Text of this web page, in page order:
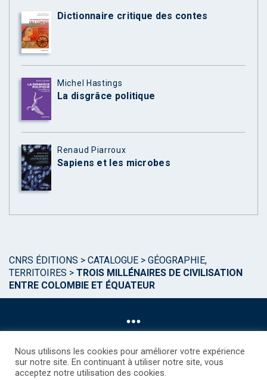
Dictionnaire critique des contes
Michel Hastings
La disgrâce politique
Renaud Piarroux
Sapiens et les microbes
CNRS ÉDITIONS > CATALOGUE > GÉOGRAPHIE,
TERRITOIRES > TROIS MILLÉNAIRES DE CIVILISATION
ENTRE COLOMBIE ET ÉQUATEUR
©CNRS EDITIONS 2025
Nous utilisons les cookies pour améliorer votre expérience
sur notre site. En continuant à utiliser notre site, vous
acceptez notre utilisation des cookies.